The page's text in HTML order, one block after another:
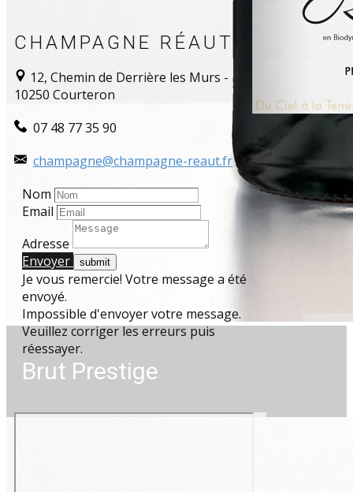
Brut Prestige
CHAMPAGNE RÉAUT
12, Chemin de Derrière les Murs -
10250 Courteron
​​ 07 48 77 35 90
champagne@champagne-reaut.fr
Nom
Email
Adresse
Envoyer
Je vous remercie! Votre message a été
envoyé.
Impossible d'envoyer votre message.
Veuillez corriger les erreurs puis
réessayer.